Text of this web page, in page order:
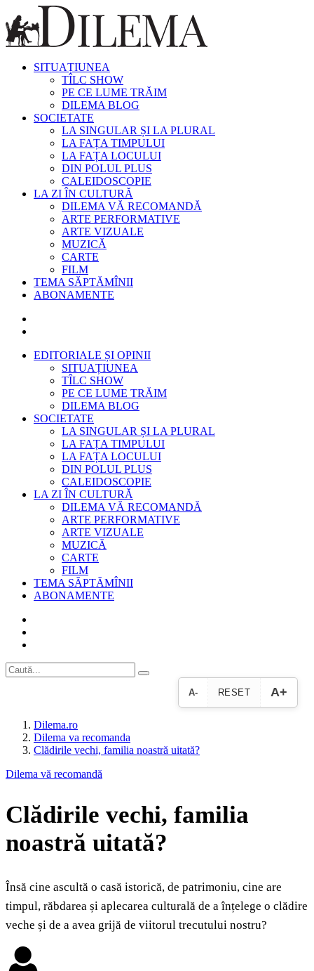
SITUAȚIUNEA
TÎLC SHOW
PE CE LUME TRĂIM
DILEMA BLOG
SOCIETATE
LA SINGULAR ȘI LA PLURAL
LA FAȚA TIMPULUI
LA FAȚA LOCULUI
DIN POLUL PLUS
CALEIDOSCOPIE
LA ZI ÎN CULTURĂ
DILEMA VĂ RECOMANDĂ
ARTE PERFORMATIVE
ARTE VIZUALE
MUZICĂ
CARTE
FILM
TEMA SĂPTĂMÎNII
ABONAMENTE
EDITORIALE ȘI OPINII
SITUAȚIUNEA
TÎLC SHOW
PE CE LUME TRĂIM
DILEMA BLOG
SOCIETATE
LA SINGULAR ȘI LA PLURAL
LA FAȚA TIMPULUI
LA FAȚA LOCULUI
DIN POLUL PLUS
CALEIDOSCOPIE
LA ZI ÎN CULTURĂ
DILEMA VĂ RECOMANDĂ
ARTE PERFORMATIVE
ARTE VIZUALE
MUZICĂ
CARTE
FILM
TEMA SĂPTĂMÎNII
ABONAMENTE
A- RESET A+
Dilema.ro
Dilema va recomanda
Clădirile vechi, familia noastră uitată?
Dilema vă recomandă
Clădirile vechi, familia
noastră uitată?
Însă cine ascultă o casă istorică, de patrimoniu, cine are
timpul, răbdarea și aplecarea culturală de a înțelege o clădire
veche și de a avea grijă de viitorul trecutului nostru?